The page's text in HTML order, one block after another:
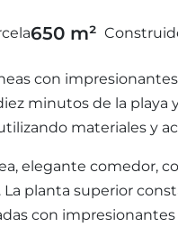
650 m²
con
minutos de la playa
materiales y
elegante comedor,
planta superior
con impresionantes